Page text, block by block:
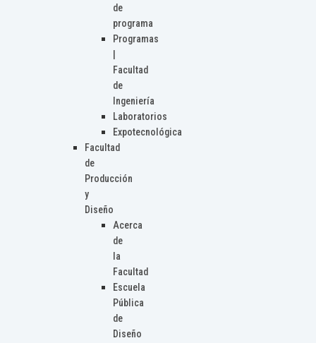
de
programa
Programas
Facultad
de
Ingeniería
Laboratorios
Expotecnológica
Facultad
de
Producción
y
Diseño
Acerca
de
la
Facultad
Escuela
Pública
de
Diseño